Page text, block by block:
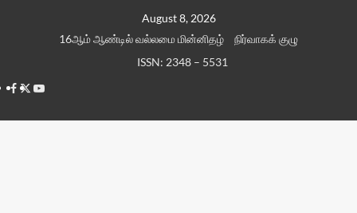
August 8, 2026
16ஆம் ஆண்டில் வல்லமை மின்னிதழ்
நிர்வாகக் குழு
ISSN: 2348 – 5531
Facebook
TwitterYoutube